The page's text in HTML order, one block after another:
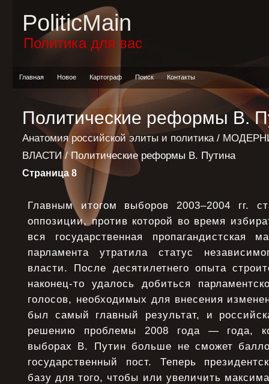
PoliticMain
Политика для вас
Главная Новое Картограф Поиск Контакты
Политические реформы В.
Анатомия российской элиты и политика/
ВЛАСТИ/ Политические реформы В. Путина
Страница 8
Главным итогом выборов 2003–2004 гг.
оппозиции, против которой во время
вся государственная пропагандистская
парламента утратила статус
власти. После десятилетнего опыта
наконец-то удалось добиться
голосов, необходимых для внесения
был самый главный результат, и
решению проблемы 2008 года — года,
выборах В. Путин больше не сможет
государственный пост. Теперь
базу для того, чтобы или увеличить